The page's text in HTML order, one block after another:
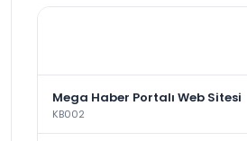
Mega Haber Portalı Web Sitesi
KB002